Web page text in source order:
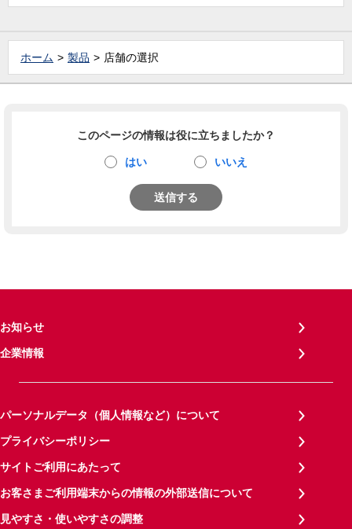
ホーム 製品 店舗の選択
このページの情報は役に立ちましたか？
はい いいえ
送信する
お知らせ
企業情報
パーソナルデータ（個人情報など）について
プライバシーポリシー
サイトご利用にあたって
お客さまご利用端末からの情報の外部送信について
見やすさ・使いやすさの調整